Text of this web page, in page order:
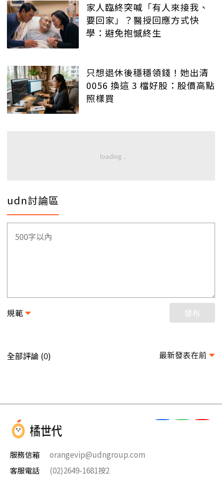
家人臨終突喊「有人來接我、
要回家」？醫授回應方式快
學：避免抱憾終生
只想退休後穩穩領錢！她出清
0056 換這 3 檔好股：股價高點
照樣買
udn討論區
規範 發布
全部評論 (0) 最新發表在前
服務信箱
orangevip@udngroup.com
客服電話
(02)2649-1681按2